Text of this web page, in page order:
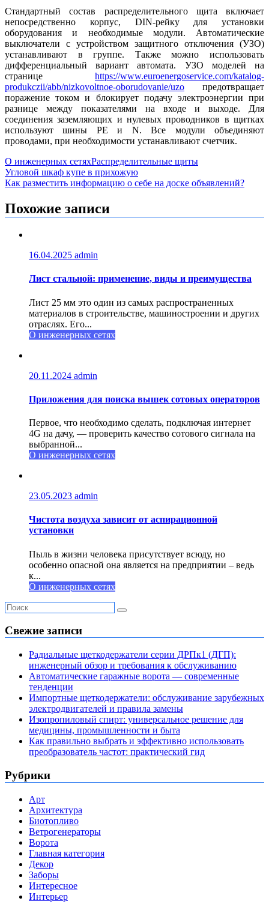
Стандартный состав распределительного щита включает
непосредственно корпус, DIN-рейку для установки
оборудования и необходимые модули. Автоматические
выключатели с устройством защитного отключения (УЗО)
устанавливают в группе. Также можно использовать
дифференциальный вариант автомата. УЗО моделей на
странице https://www.euroenergoservice.com/katalog-
produkczii/abb/nizkovoltnoe-oborudovanie/uzo предотвращает
поражение током и блокирует подачу электроэнергии при
разнице между показателями на входе и выходе. Для
соединения заземляющих и нулевых проводников в щитках
используют шины РЕ и N. Все модули объединяют
проводами, при необходимости устанавливают счетчик.
О инженерных сетяхРаспределительные щиты
Навигация
по
записям
Угловой шкаф купе в прихожую
Как разместить информацию о себе на доске объявлений?
Похожие записи
16.04.2025 admin
Лист стальной: применение, виды и преимущества
Лист 25 мм это один из самых распространенных
материалов в строительстве, машиностроении и других
отраслях. Его...
О инженерных сетях
20.11.2024 admin
Приложения для поиска вышек сотовых операторов
Первое, что необходимо сделать, подключая интернет
4G на дачу, — проверить качество сотового сигнала на
выбранной...
О инженерных сетях
23.05.2023 admin
Чистота воздуха зависит от аспирационной
установки
Пыль в жизни человека присутствует всюду, но
особенно опасной она является на предприятии – ведь
к...
О инженерных сетях
Свежие записи
Радиальные щеткодержатели серии ДРПк1 (ДГП):
инженерный обзор и требования к обслуживанию
Автоматические гаражные ворота — современные
тенденции
Импортные щеткодержатели: обслуживание зарубежных
электродвигателей и правила замены
Изопропиловый спирт: универсальное решение для
медицины, промышленности и быта
Как правильно выбрать и эффективно использовать
преобразователь частот: практический гид
Рубрики
Арт
Архитектура
Биотопливо
Ветрогенераторы
Ворота
Главная категория
Декор
Заборы
Интересное
Интерьер